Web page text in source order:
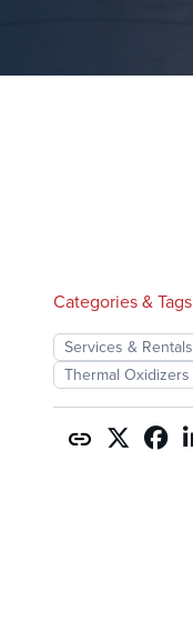
Categories & Tags
Services & Rentals
Thermal Oxidizers